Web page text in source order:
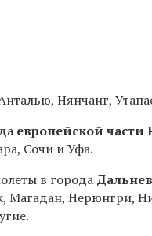
Нянчанг,
европейской части
Сочи и Уфа.
в города
Магадан, Нерюнгри,